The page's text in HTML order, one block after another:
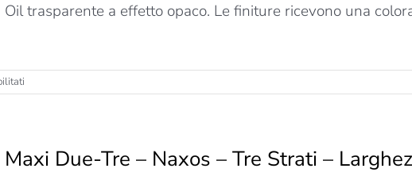
Larghezza
Oil trasparente a effetto opaco. Le finiture ricevono una
Maxi
Naxos
–
Maxi Due-Tre – Naxos – Tre Strati –